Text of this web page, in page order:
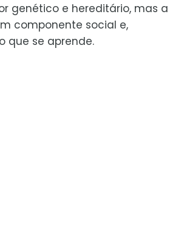
genético e hereditário, mas a
componente social e,
que se aprende.